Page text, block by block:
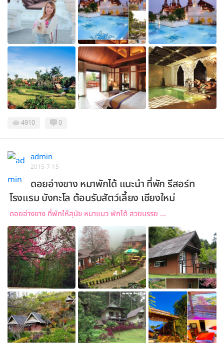
4910 0
admin
2015-7-15
ดอยอ่างขาง หมาพักได้ แนะนำ ที่พัก รีสอร์ท
โรงแรม บังกะโล ต้อนรับสัตว์เลี้ยง เชียงใหม่
ดอยอ่างขาง ที่พักให้สุนัข หมาแมว พักได้ สวยบรรย ...